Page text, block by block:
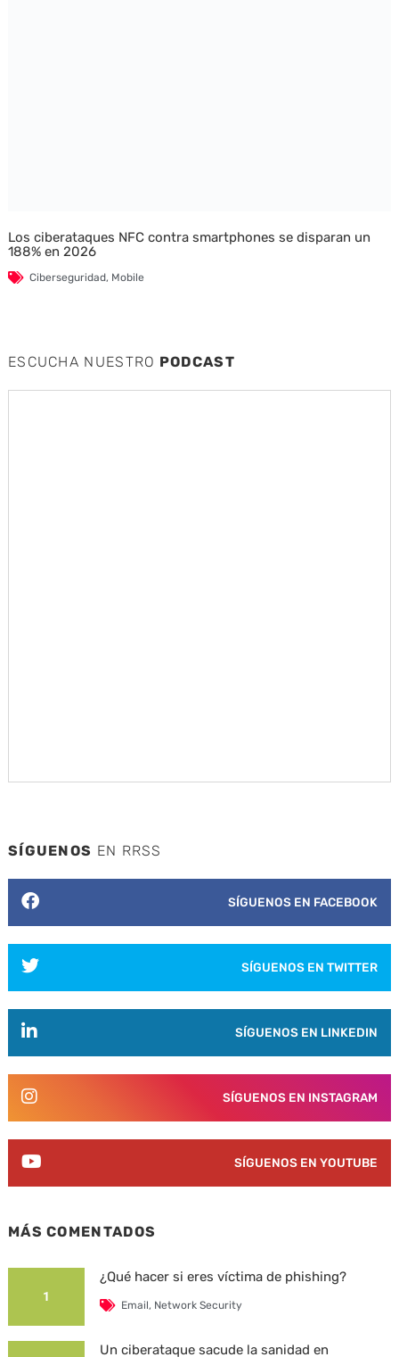
Los ciberataques NFC contra smartphones se disparan un
188% en 2026
Ciberseguridad, Mobile
ESCUCHA NUESTRO PODCAST
SÍGUENOS EN RRSS
SÍGUENOS EN FACEBOOK
SÍGUENOS EN TWITTER
SÍGUENOS EN LINKEDIN
SÍGUENOS EN INSTAGRAM
SÍGUENOS EN YOUTUBE
MÁS COMENTADOS
1
¿Qué hacer si eres víctima de phishing?
Email, Network Security
Un ciberataque sacude la sanidad en